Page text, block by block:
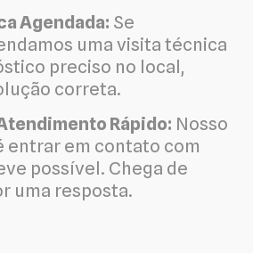
Agendada: Se
uma visita técnica
preciso no local,
correta.
Rápido: Nosso
entrar em contato com
possível. Chega de
uma resposta.